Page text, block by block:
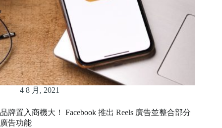
4 8 月, 2021
品牌置入商機大！ Facebook 推出 Reels 廣告並整合部分
廣告功能